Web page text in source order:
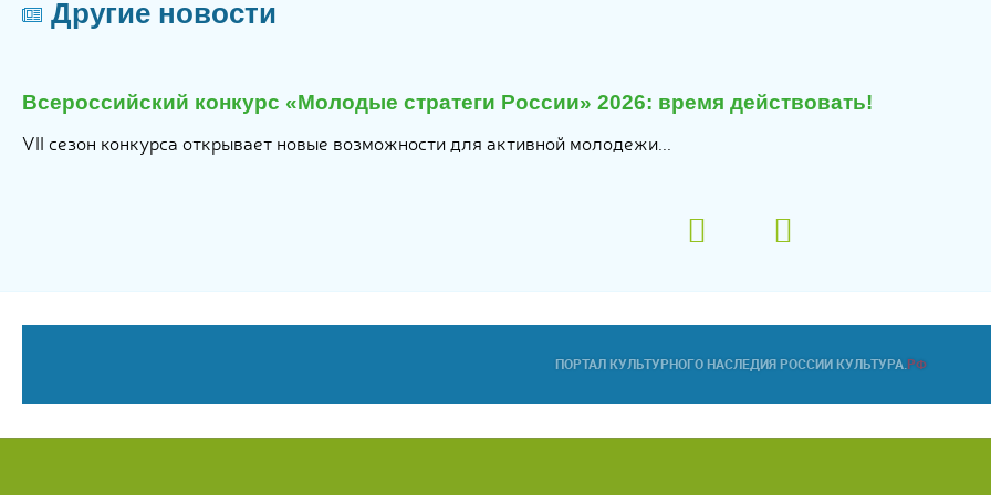
Другие новости
Всероссийский конкурс «Молодые стратеги России» 2026: время действовать!
VII сезон конкурса открывает новые возможности для активной молодежи...